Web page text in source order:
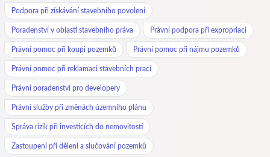
Podpora při získávání stavebního povolení
Poradenství v oblasti stavebního práva Právní podpora při expropriaci
Právní pomoc při koupi pozemků Právní pomoc při nájmu pozemků
Právní pomoc při reklamaci stavebních prací
Právní poradenství pro developery
Právní služby při změnách územního plánu
Správa rizik při investicích do nemovitostí
Zastoupení při dělení a slučování pozemků